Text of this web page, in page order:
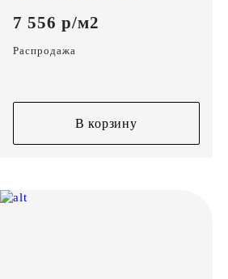
7 556 р/м2
Распродажа
В корзину